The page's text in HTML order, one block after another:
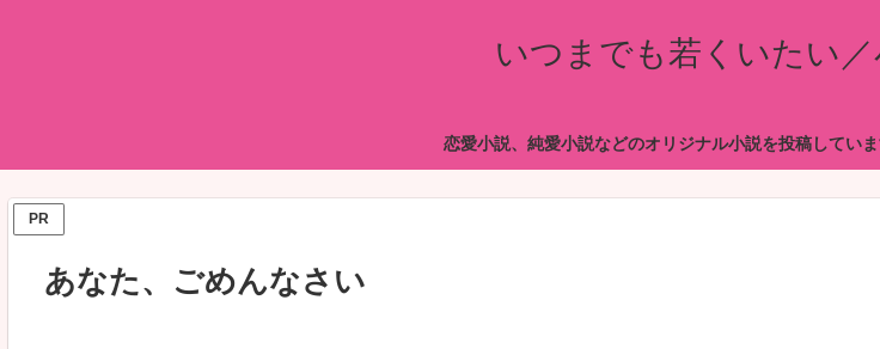
いつまでも若くいたい／
恋愛小説、純愛小説などのオリジナル小説を投稿してい
PR
あなた、ごめんなさい